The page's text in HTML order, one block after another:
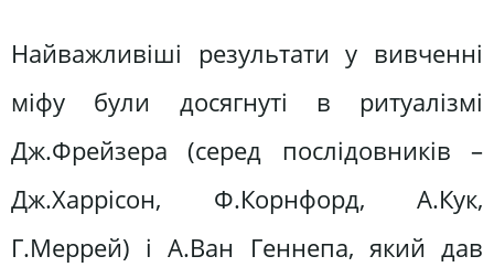
Найважливіші результати у вивченні
міфу були досягнуті в ритуалізмі
Дж.Фрейзера (серед послідовників –
Дж.Харрісон, Ф.Корнфорд, А.Кук,
Г.Меррей) і А.Ван Геннепа, який дав